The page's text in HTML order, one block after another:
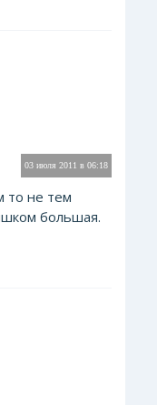
03 июля 2011 в 06:18
то не тем
большая.